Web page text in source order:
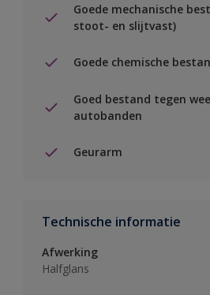
Goede mechanische
stoot- en slijtvast)
Goede chemische
Goed bestand tegen
autobanden
Geurarm
Technische informatie
Afwerking
Halfglans